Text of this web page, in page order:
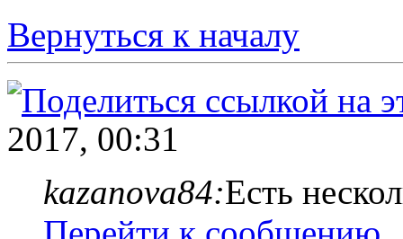
Вернуться к началу
2017, 00:31
kazanova84:Есть